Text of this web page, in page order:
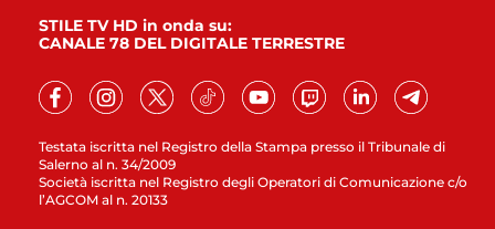
Testata iscritta nel Registro della Stampa presso il Tribunale di
Salerno al n. 34/2009
Società iscritta nel Registro degli Operatori di Comunicazione c/o
l’AGCOM al n. 20133
STILE TV HD in onda su:
CANALE 78 DEL DIGITALE TERRESTRE